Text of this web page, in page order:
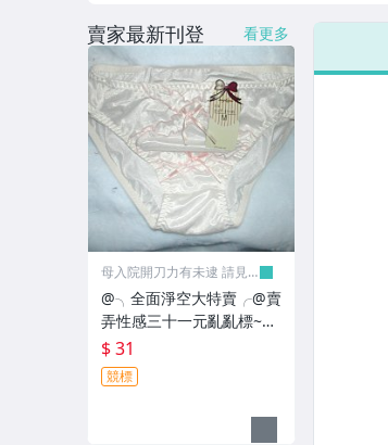
雕塑型內衣
連身服
外套
吊襪帶
披肩斗篷
比基尼
帽帽
賣家最新刊登 看更多
母入院開刀力有未逮 請見
@╮全面淨空大特賣╭@賣
弄性感三十一元亂亂標~~
雅緻粉白色小褲褲
$ 31
競標